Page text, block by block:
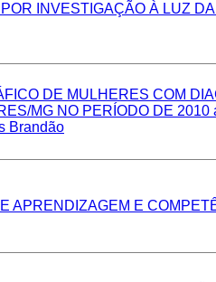
INVESTIGAÇÃO À LUZ
DE MULHERES COM
MG NO PERÍODO DE
Brandão
APRENDIZAGEM E